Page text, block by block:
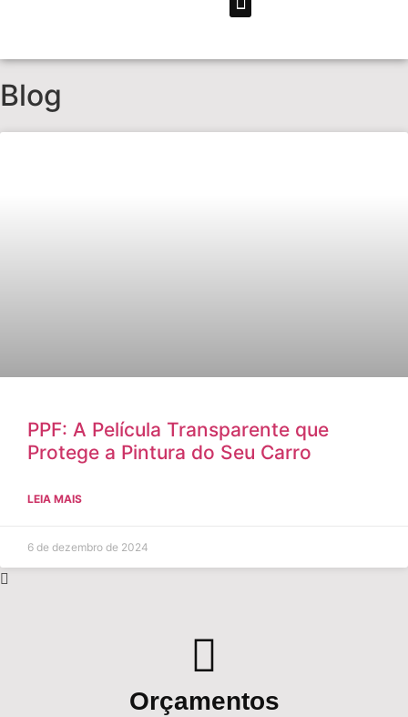
Blog
PPF: A Película Transparente que
Protege a Pintura do Seu Carro
LEIA MAIS
6 de dezembro de 2024
Orçamentos